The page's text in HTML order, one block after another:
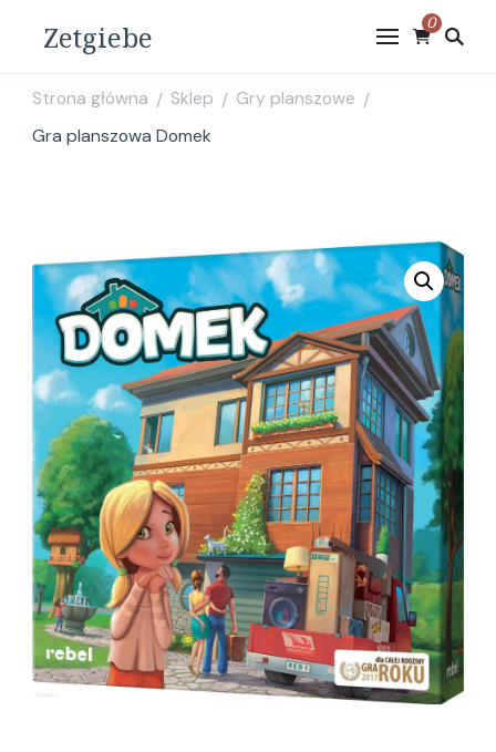
Zetgiebe 0
Strona główna / Sklep / Gry planszowe /
Gra planszowa Domek